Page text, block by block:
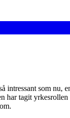
intressant som nu,
har tagit